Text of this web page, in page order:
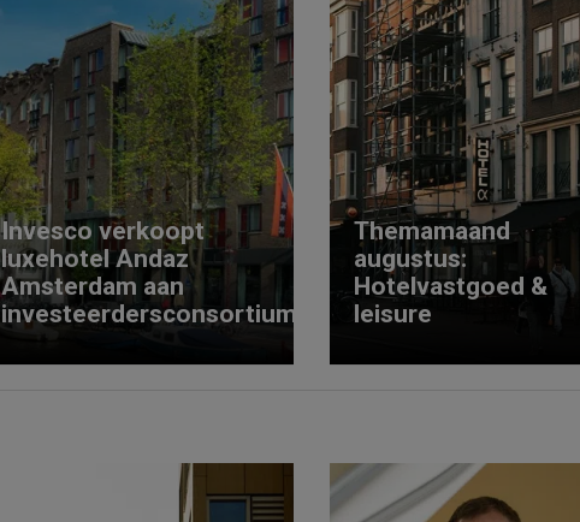
Invesco verkoopt
luxehotel Andaz
Amsterdam aan
investeerdersconsortium
Themamaand
augustus:
Hotelvastgoed &
leisure